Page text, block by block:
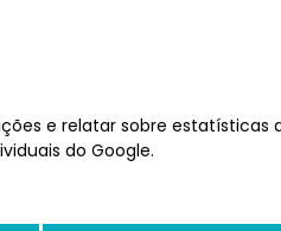
e relatar sobre estatísticas
do Google.